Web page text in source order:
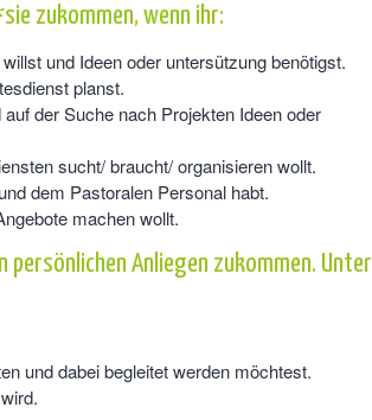
zukommen, wenn ihr:
und Ideen oder untersützung benötigst.
planst.
der Suche nach Projekten Ideen oder
sucht/ braucht/ organisieren wollt.
dem Pastoralen Personal habt.
machen wollt.
Anliegen zukommen. Unter
und dabei begleitet werden möchtest.